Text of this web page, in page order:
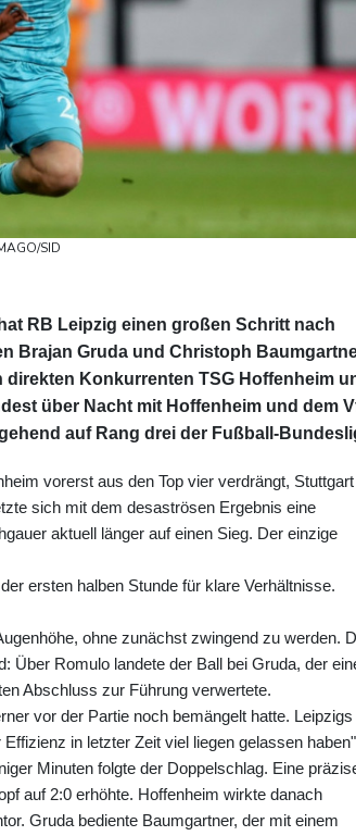
SID
RB Leipzig einen großen Schritt nach
Brajan Gruda und Christoph
Konkurrenten TSG Hoffenheim
über Nacht mit Hoffenheim und dem
auf Rang drei der Fußball-
vorerst aus den Top vier verdrängt, Stuttgart
sich mit dem desaströsen Ergebnis eine
aktuell länger auf einen Sieg. Der einzige
ersten halben Stunde für klare Verhältnisse.
ohne zunächst zwingend zu werden.
Über Romulo landete der Ball bei Gruda, der
Abschluss zur Führung verwertete.
vor der Partie noch bemängelt hatte. Leipzigs
in letzter Zeit viel liegen gelassen
Minuten folgte der Doppelschlag. Eine
auf 2:0 erhöhte. Hoffenheim wirkte danach
Gruda bediente Baumgartner, der mit einem